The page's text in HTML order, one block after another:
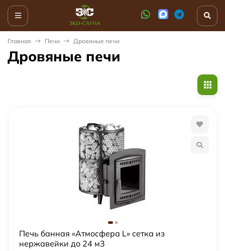
Главная Печи Дровяные печи
Дровяные печи
Печь банная «Атмосфера L» сетка из
нержавейки до 24 м3